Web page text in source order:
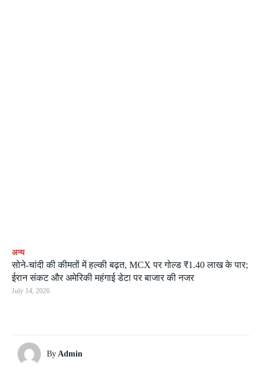
अन्य
सोने-चांदी की कीमतों में हल्की बढ़त, MCX पर गोल्ड ₹1.40 लाख के पार;
ईरान संकट और अमेरिकी महंगाई डेटा पर बाजार की नजर
July 14, 2026
By Admin